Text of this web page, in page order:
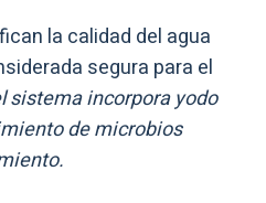
la calidad del agua
segura para el
sistema incorpora yodo
de microbios